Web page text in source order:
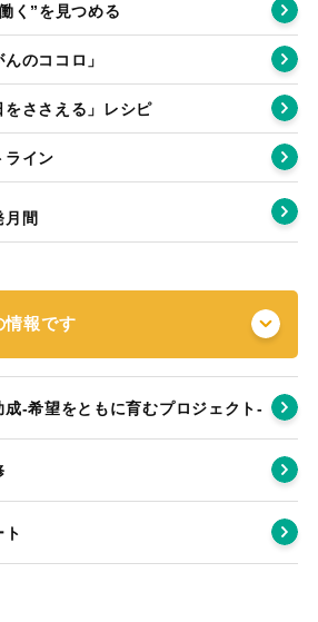
く”を見つめる
のココロ」
をささえる」レシピ
ライン
月間
情報です
-希望をともに育むプロジェクト‐
ト